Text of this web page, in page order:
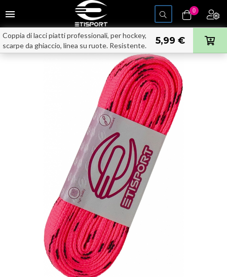
navigazione
Toggle
menu 0
Coppia di lacci piatti professionali, per hockey,
scarpe da ghiaccio, linea su ruote. Resistente.
Lunghezza 3 m ciascuno.
5,99 €